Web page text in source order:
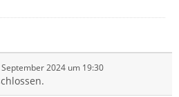
September 2024 um 19:30